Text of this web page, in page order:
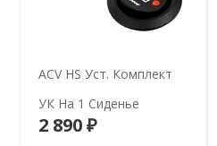
ACV HS Уст. Комплект
УК На 1 Сиденье
2 890 ₽